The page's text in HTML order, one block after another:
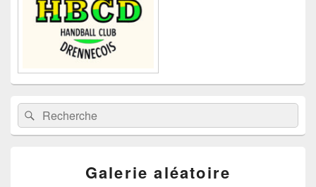
Recherche :Rechercher
Galerie aléatoire